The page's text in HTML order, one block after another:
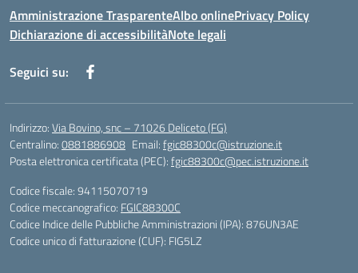
Amministrazione TrasparenteAlbo onlinePrivacy Policy
Dichiarazione di accessibilitàNote legali
Seguici su:
Indirizzo:Via Bovino, snc – 71026 Deliceto (FG)
Centralino:0881886908 Email:fgic88300c@istruzione.it
Posta elettronica certificata (PEC):fgic88300c@pec.istruzione.it
Codice fiscale: 94115070719
Codice meccanografico: FGIC88300C
Codice Indice delle Pubbliche Amministrazioni (IPA): 876UN3AE
Codice unico di fatturazione (CUF): FIG5LZ